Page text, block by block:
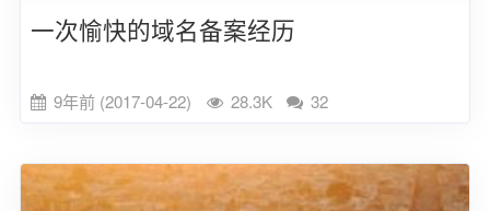
一次愉快的域名备案经历
9年前 (2017-04-22) 28.3K 32